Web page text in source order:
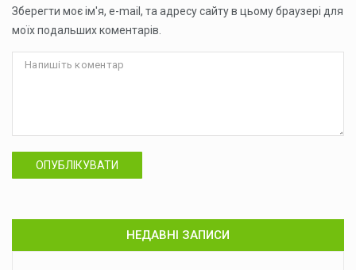
Зберегти моє ім'я, e-mail, та адресу сайту в цьому браузері для
моїх подальших коментарів.
ОПУБЛІКУВАТИ
НЕДАВНІ ЗАПИСИ